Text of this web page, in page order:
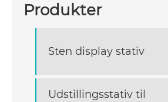
Produkter
Sten display stativ
Udstillingsstativ til